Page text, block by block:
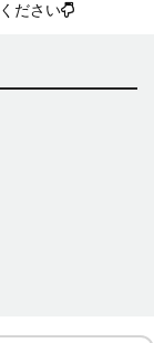
ください